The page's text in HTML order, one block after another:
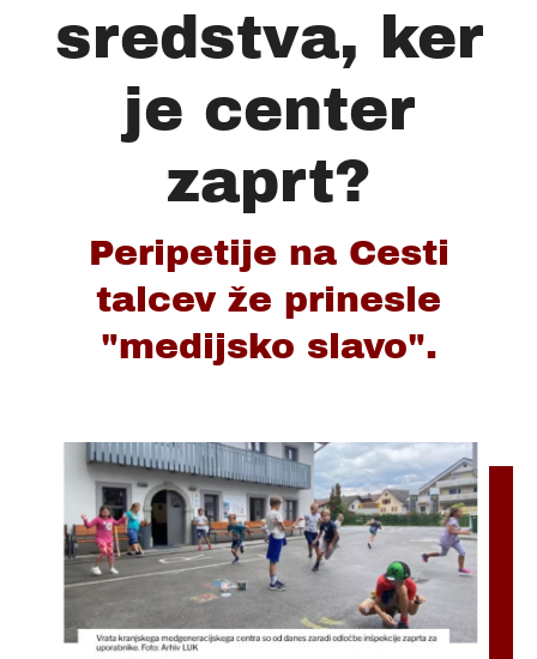
sredstva, ker
je center
zaprt?
Peripetije na Cesti
talcev že prinesle
"medijsko slavo".